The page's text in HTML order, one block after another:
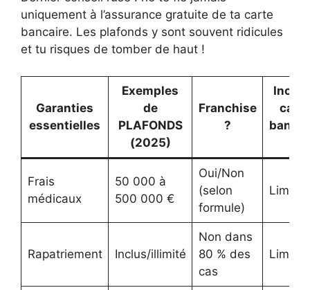
uniquement à l’assurance gratuite de ta carte
bancaire. Les plafonds y sont souvent ridicules
et tu risques de tomber de haut !
Garanties
essentielles
Exemples
de
PLAFONDS
(2025)
Franchise
?
carte
Frais
médicaux
50 000 à
500 000 €
Oui/Non
(selon
formule)
Limité
Rapatriement Inclus/illimité
Non dans
80 % des
cas
Limité